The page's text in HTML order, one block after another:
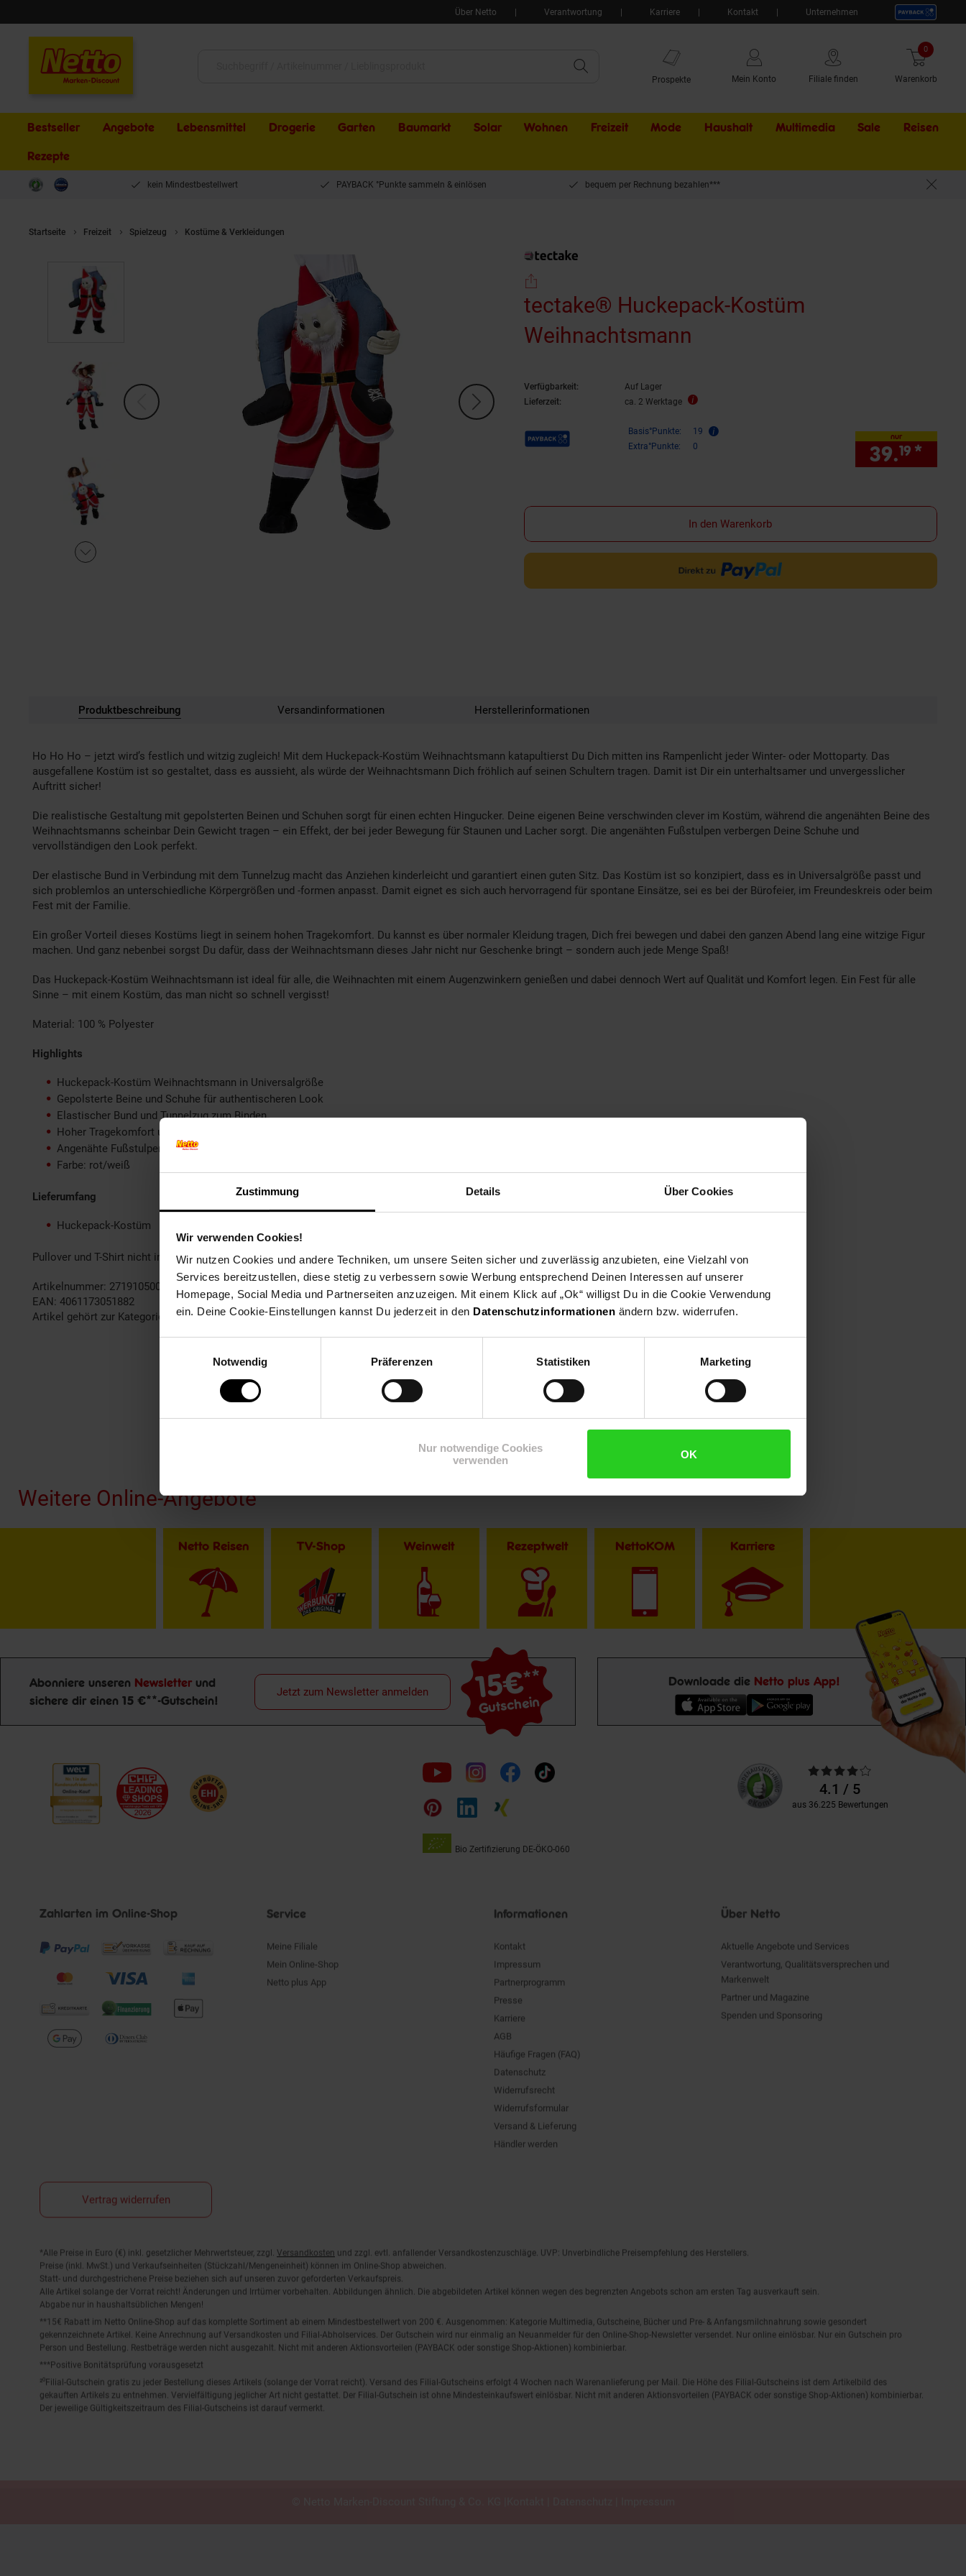
Zustimmung Details Über Cookies
Wir verwenden Cookies!
Wir nutzen Cookies und andere Techniken, um unsere Seiten sicher und zuverlässig anzubieten, eine Vielzahl von
Services bereitzustellen, diese stetig zu verbessern sowie Werbung entsprechend Deinen Interessen auf unserer
Homepage, Social Media und Partnerseiten anzuzeigen. Mit einem Klick auf „Ok“ willigst Du in die Cookie Verwendung
ein. Deine Cookie-Einstellungen kannst Du jederzeit in den Datenschutzinformationen ändern bzw. widerrufen.
Notwendig
Präferenzen Statistiken Marketing
Nur notwendige Cookies
verwenden
OK
Über Netto Verantwortung Karriere Kontakt Unternehmen
Prospekte Mein Konto Filiale finden Warenkorb
0 Artikel
Bestseller Angebote Lebensmittel Drogerie Garten Baumarkt Solar Wohnen Freizeit Mode Haushalt Multimedia Sale Externer
Reisen
Rezepte
kein Mindestbestellwert PAYBACK °Punkte sammeln & einlösen bequem per Rechnung bezahlen***
Startseite Freizeit Spielzeug Kostüme & Verkleidungen
tectake® Huckepack-Kostüm
Weihnachtsmann
Verfügbarkeit:
Auf Lager
Lieferzeit:
ca. 2 Werktage
Payback Punkte Basis°Punkte:
19
Extra°Punkte:
0
nur
39.19 *
In den Warenkorb
Produktbeschreibung Versandinformationen Herstellerinformationen
Ho Ho Ho – jetzt wird’s festlich und witzig zugleich! Mit dem Huckepack-Kostüm Weihnachtsmann katapultierst Du Dich mitten ins Rampenlicht jeder Winter- oder Mottoparty. Das
ausgefallene Kostüm ist so gestaltet, dass es aussieht, als würde der Weihnachtsmann Dich fröhlich auf seinen Schultern tragen. Damit ist Dir ein unterhaltsamer und unvergesslicher
Auftritt sicher!
Die realistische Gestaltung mit gepolsterten Beinen und Schuhen sorgt für einen echten Hingucker. Deine eigenen Beine verschwinden clever im Kostüm, während die angenähten Beine des
Weihnachtsmanns scheinbar Dein Gewicht tragen – ein Effekt, der bei jeder Bewegung für Staunen und Lacher sorgt. Die angenähten Fußstulpen verbergen Deine Schuhe und
vervollständigen den Look perfekt.
Der elastische Bund in Verbindung mit dem Tunnelzug macht das Anziehen kinderleicht und garantiert einen guten Sitz. Das Kostüm ist so konzipiert, dass es in Universalgröße passt und
sich problemlos an unterschiedliche Körpergrößen und -formen anpasst. Damit eignet es sich auch hervorragend für spontane Einsätze, sei es bei der Bürofeier, im Freundeskreis oder beim
Fest mit der Familie.
Ein großer Vorteil dieses Kostüms liegt in seinem hohen Tragekomfort. Du kannst es über normaler Kleidung tragen, Dich frei bewegen und dabei den ganzen Abend lang eine witzige Figur
machen. Und ganz nebenbei sorgst Du dafür, dass der Weihnachtsmann dieses Jahr nicht nur Geschenke bringt – sondern auch jede Menge Spaß!
Das Huckepack-Kostüm Weihnachtsmann ist ideal für alle, die Weihnachten mit einem Augenzwinkern genießen und dabei dennoch Wert auf Qualität und Komfort legen. Ein Fest für alle
Sinne – mit einem Kostüm, das man nicht so schnell vergisst!
Material: 100 % Polyester
Highlights
Huckepack-Kostüm Weihnachtsmann in Universalgröße
Gepolsterte Beine und Schuhe für authentischeren Look
Elastischer Bund und Tunnelzug zum Binden
Hoher Tragekomfort und perfekter Sitz
Angenähte Fußstulpen zum Verdecken der Schuhe
Farbe: rot/weiß
Lieferumfang
Huckepack-Kostüm
Pullover und T-Shirt nicht im Lieferumfang enthalten
Artikelnummer: 2719105000
EAN: 4061173051882
Artikel gehört zur Kategorie:
Kostüme & Verkleidungen
Weitere Online-Angebote
Netto Reisen TV-Shop Weinwelt Rezeptwelt NettoKOM Karriere
Newsletter Anmeldung
Abonniere unseren Newsletter und
sichere dir einen 15 €**-Gutschein!
15€**
Gutschein
Jetzt zum Newsletter anmelden
Downloade die Netto plus App!
Folge
uns
auf
Bio Zertifizierung DE-ÖKO-060
Unsere
Kundenbewertungen
Durchschnittliche
Bewertungen4.1 / 5
aus 36.225 Bewertungen
Partnerprogramm
Datenschutz
Über Netto
Verantwortung, Qualitätsversprechen und
Markenwelt
Spenden und Sponsoring
Preise (inkl. MwSt.) und Verkaufseinheiten (Stückzahl/Mengeneinheit) können im Online-Shop abweichen.
Statt- und durchgestrichene Preise beziehen sich auf unseren zuvor geforderten Verkaufspreis.
Alle Artikel solange der Vorrat reicht! Änderungen und Irrtümer vorbehalten. Abbildungen ähnlich. Die abgebildeten Artikel können wegen des begrenzten Angebots schon am ersten Tag ausverkauft sein.
Abgabe nur in haushaltsüblichen Mengen!
**15€ Rabatt im Netto Online-Shop auf das komplette Sortiment ab einem Mindestbestellwert von 200 €. Ausgenommen: Kategorie Multimedia, Gutscheine, Bücher und Pre- & Anfangsmilchnahrung sowie gesondert
gekennzeichnete Artikel. Keine Anrechnung auf Versandkosten und Filial-Abholservices. Der Gutschein wird nur einmalig an Neuanmelder für den Online-Shop-Newsletter versendet. Nur online einlösbar. Nur ein Gutschein pro
Person und Bestellung. Restbeträge werden nicht ausgezahlt. Nicht mit anderen Aktionsvorteilen (PAYBACK oder sonstige Shop-Aktionen) kombinierbar.
***Positive Bonitätsprüfung vorausgesetzt
²⁰Filial-Gutschein gratis zu jeder Bestellung dieses Artikels (solange der Vorrat reicht). Versand des Filial-Gutscheins erfolgt 4 Wochen nach Warenanlieferung per Mail. Die Höhe des Filial-Gutscheins ist dem Artikelbild des
gekauften Artikels zu entnehmen. Vervielfältigung jeglicher Art nicht gestattet. Der Filial-Gutschein ist ohne Mindesteinkaufswert einlösbar. Nicht mit anderen Aktionsvorteilen (PAYBACK oder sonstige Shop-Aktionen) kombinierbar.
Der jeweilige Gültigkeitszeitraum des Filial-Gutscheins ist darauf vermerkt.